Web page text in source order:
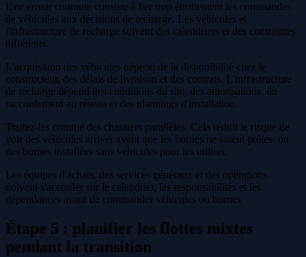
Une erreur courante consiste à lier trop étroitement les commandes
de véhicules aux décisions de recharge. Les véhicules et
l'infrastructure de recharge suivent des calendriers et des contraintes
différents.
L'acquisition des véhicules dépend de la disponibilité chez le
constructeur, des délais de livraison et des contrats. L'infrastructure
de recharge dépend des conditions du site, des autorisations, du
raccordement au réseau et des plannings d'installation.
Traitez-les comme des chantiers parallèles. Cela réduit le risque de
voir des véhicules arriver avant que les bornes ne soient prêtes, ou
des bornes installées sans véhicules pour les utiliser.
Les équipes d'achats, des services généraux et des opérations
doivent s'accorder sur le calendrier, les responsabilités et les
dépendances avant de commander véhicules ou bornes.
Étape 5 : planifier les flottes mixtes
pendant la transition